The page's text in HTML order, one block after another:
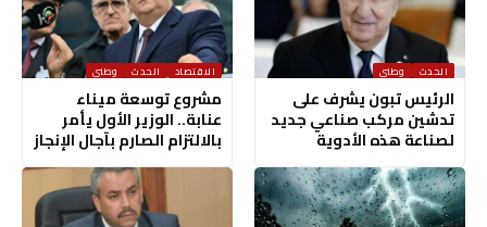
الحدث وطني
الرئيس تبون يشرف على
تدشين مركب صناعي جديد
لصناعة هذه الأدوية
الاقتصاد الحدث وطني
مشروع توسعة ميناء
عنابة.. الوزير الأول يأمر
بالالتزام الصارم بآجال الإنجاز